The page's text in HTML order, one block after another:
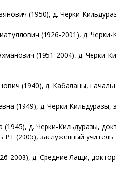
(1950), д. Черки-
(1926-2001), д.
(1951-2004), д. Черки-
(1940), д. Кабаланы,
(1949), д. Черки-Кильдуразы,
д. Черки-Кильдуразы,
РТ (2005), заслуженный учитель
2008), д. Средние Лащи,